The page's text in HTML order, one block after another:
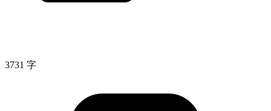
3731 字